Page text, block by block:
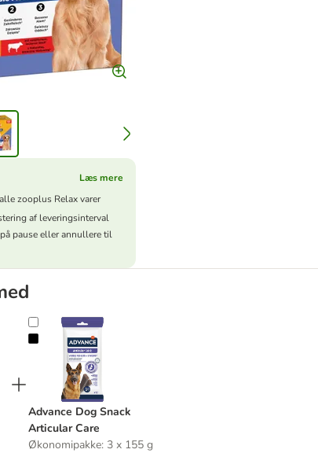
Læs mere
zooplus Relax varer
af leveringsinterval
pause eller annullere til
Advance Dog Snack Articular Care
Advance Dog Snack
Articular Care
Økonomipakke: 3 x 155 g